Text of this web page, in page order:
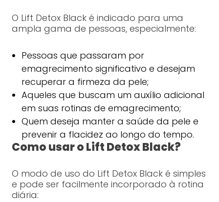
O Lift Detox Black é indicado para uma
ampla gama de pessoas, especialmente:
Pessoas que passaram por
emagrecimento significativo e desejam
recuperar a firmeza da pele;
Aqueles que buscam um auxílio adicional
em suas rotinas de emagrecimento;
Quem deseja manter a saúde da pele e
prevenir a flacidez ao longo do tempo.
Como usar o Lift Detox Black?
O modo de uso do Lift Detox Black é simples
e pode ser facilmente incorporado à rotina
diária: